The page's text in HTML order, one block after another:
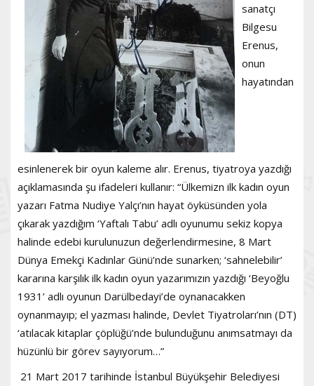
sanatçı
Bilgesu
Erenus,
onun
hayatından
esinlenerek bir oyun kaleme alır. Erenus, tiyatroya yazdığı
açıklamasında şu ifadeleri kullanır: “Ülkemizn ilk kadın oyun
yazarı Fatma Nudiye Yalçı’nın hayat öyküsünden yola
çıkarak yazdığım ‘Yaftalı Tabu’ adlı oyunumu sekiz kopya
halinde edebi kurulunuzun değerlendirmesine, 8 Mart
Dünya Emekçi Kadınlar Günü’nde sunarken; ‘sahnelebilir’
kararına karşılık ilk kadın oyun yazarımızın yazdığı ‘Beyoğlu
1931’ adlı oyunun Darülbedayi’de oynanacakken
oynanmayıp; el yazması halinde, Devlet Tiyatroları’nın (DT)
‘atılacak kitaplar çöplüğü’nde bulunduğunu anımsatmayı da
hüzünlü bir görev sayıyorum…”
21 Mart 2017 tarihinde İstanbul Büyükşehir Belediyesi